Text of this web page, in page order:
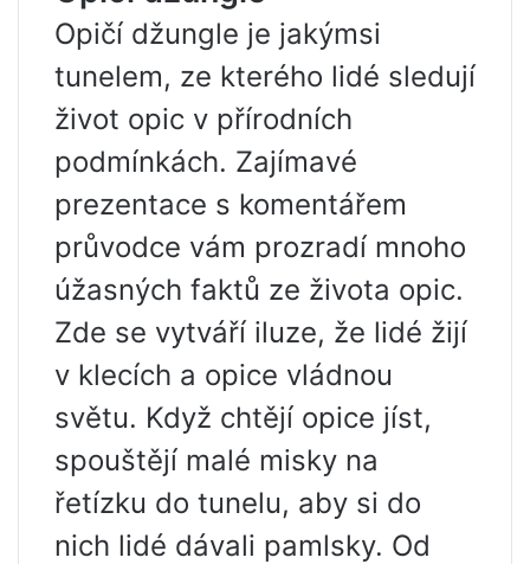
Opičí džungle je jakýmsi
tunelem, ze kterého lidé sledují
život opic v přírodních
podmínkách. Zajímavé
prezentace s komentářem
průvodce vám prozradí mnoho
úžasných faktů ze života opic.
Zde se vytváří iluze, že lidé žijí
v klecích a opice vládnou
světu. Když chtějí opice jíst,
spouštějí malé misky na
řetízku do tunelu, aby si do
nich lidé dávali pamlsky. Od